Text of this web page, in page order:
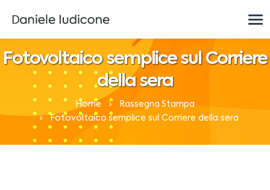
Fotovoltaico semplice sul Corriere
della sera
Home
Rassegna Stampa
Fotovoltaico semplice sul Corriere della sera